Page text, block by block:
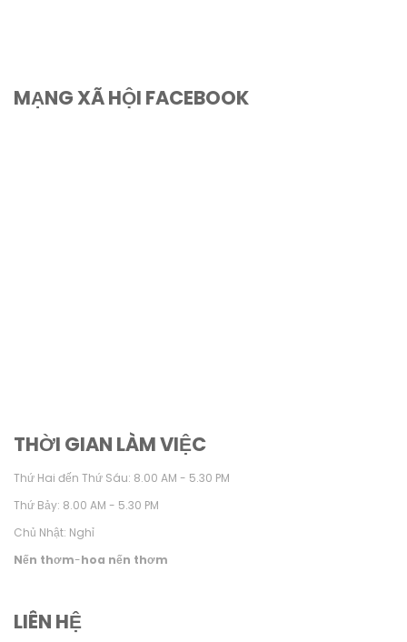
MẠNG XÃ HỘI FACEBOOK
THỜI GIAN LÀM VIỆC
Thứ Hai đến Thứ Sáu: 8.00 AM - 5.30 PM
Thứ Bảy: 8.00 AM - 5.30 PM
Chủ Nhật: Nghỉ
Nến thơm-hoa nến thơm
LIÊN HỆ